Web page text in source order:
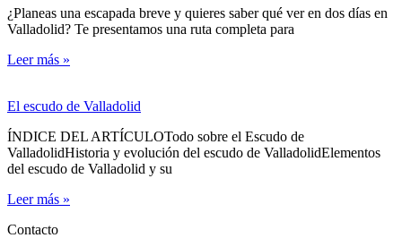
¿Planeas una escapada breve y quieres saber qué ver en dos días en
Valladolid? Te presentamos una ruta completa para
Leer más »
El escudo de Valladolid
ÍNDICE DEL ARTÍCULOTodo sobre el Escudo de
ValladolidHistoria y evolución del escudo de ValladolidElementos
del escudo de Valladolid y su
Leer más »
Contacto